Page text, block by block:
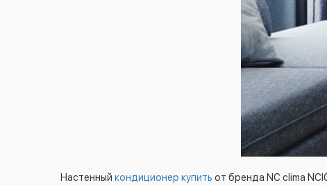
Настенный кондиционер купить от бренда NC clima